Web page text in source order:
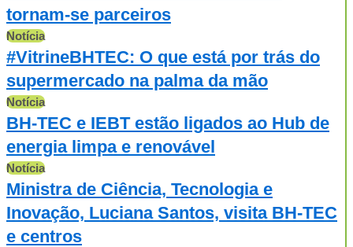
tornam-se parceiros
Notícia
#VitrineBHTEC: O que está por trás do
supermercado na palma da mão
Notícia
BH-TEC e IEBT estão ligados ao Hub de
energia limpa e renovável
Notícia
Ministra de Ciência, Tecnologia e
Inovação, Luciana Santos, visita BH-TEC
e centros